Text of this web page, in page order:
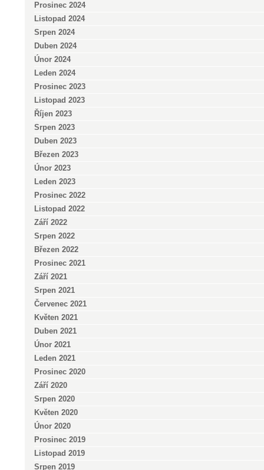
Prosinec 2024
Listopad 2024
Srpen 2024
Duben 2024
Únor 2024
Leden 2024
Prosinec 2023
Listopad 2023
Říjen 2023
Srpen 2023
Duben 2023
Březen 2023
Únor 2023
Leden 2023
Prosinec 2022
Listopad 2022
Září 2022
Srpen 2022
Březen 2022
Prosinec 2021
Září 2021
Srpen 2021
Červenec 2021
Květen 2021
Duben 2021
Únor 2021
Leden 2021
Prosinec 2020
Září 2020
Srpen 2020
Květen 2020
Únor 2020
Prosinec 2019
Listopad 2019
Srpen 2019